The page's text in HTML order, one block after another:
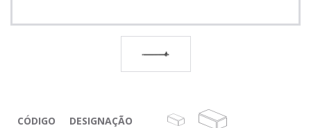
CÓDIGO DESIGNAÇÃO